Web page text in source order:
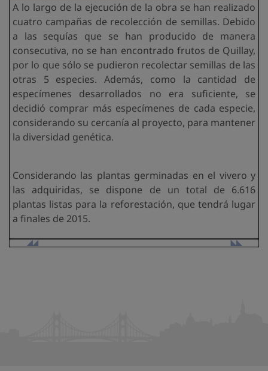
A lo largo de la ejecución de la obra se han realizado
cuatro campañas de recolección de semillas. Debido
a las sequías que se han producido de manera
consecutiva, no se han encontrado frutos de Quillay,
por lo que sólo se pudieron recolectar semillas de las
otras 5 especies. Además, como la cantidad de
especímenes desarrollados no era suficiente, se
decidió comprar más especímenes de cada especie,
considerando su cercanía al proyecto, para mantener
la diversidad genética.
Considerando las plantas germinadas en el vivero y
las adquiridas, se dispone de un total de 6.616
plantas listas para la reforestación, que tendrá lugar
a finales de 2015.